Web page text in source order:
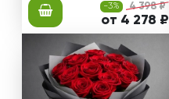
-3% 4 398 ₽
от 4 278 ₽